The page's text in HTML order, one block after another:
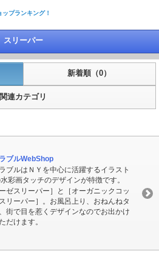
ップランキング！
スリーパー
新着順（0）
関連カテゴリ
ブルWebShop
ブルはＮＹを中心に活躍するイラスト
彩画タッチのデザインが特徴です。
ゼスリーパー］と［オーガニックコッ
リーパー］。お風呂上り、おねんねタ
街で目を惹くデザインなのでお出かけ
だけます。